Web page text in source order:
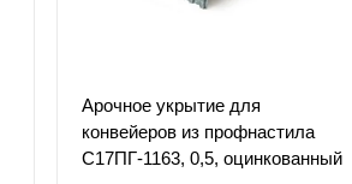
Арочное укрытие для
конвейеров из профнастила
С17ПГ-1163, 0,5, оцинкованный